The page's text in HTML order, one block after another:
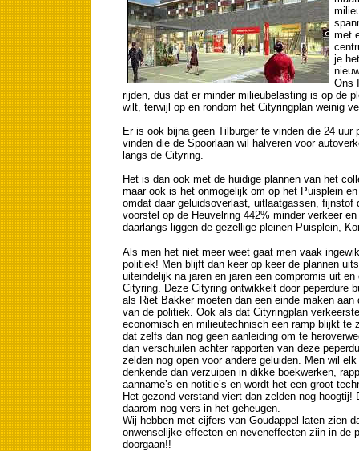
met
je
Ons
rijden, dus dat er minder milieubelasting is op de
wilt, terwijl op en rondom het Cityringplan weinig
Er is ook bijna geen Tilburger te vinden die 24
vinden die de Spoorlaan wil halveren voor
langs de Cityring.
Het is dan ook met de huidige plannen van het
maar ook is het onmogelijk om op het Puisplein
omdat daar geluidsoverlast, uitlaatgassen,
voorstel op de Heuvelring 442% minder verkeer
daarlangs liggen de gezellige pleinen Puisplein,
Als men het niet meer weet gaat men vaak
politiek! Men blijft dan keer op keer de plannen
uiteindelijk na jaren en jaren een compromis uit en
Cityring. Deze Cityring ontwikkelt door peperdure
als Riet Bakker moeten dan een einde maken aan
van de politiek. Ook als dat Cityringplan
economisch en milieutechnisch een ramp blijkt te
dat zelfs dan nog geen aanleiding om te
dan verschuilen achter rapporten van deze
zelden nog open voor andere geluiden. Men wil
denkende dan verzuipen in dikke boekwerken,
aanname’s en notitie’s en wordt het een groot
Het gezond verstand viert dan zelden nog hoogtij!
daarom nog vers in het geheugen.
Wij hebben met cijfers van Goudappel laten zien
onwenselijke effecten en neveneffecten ziin in de
doorgaan!!